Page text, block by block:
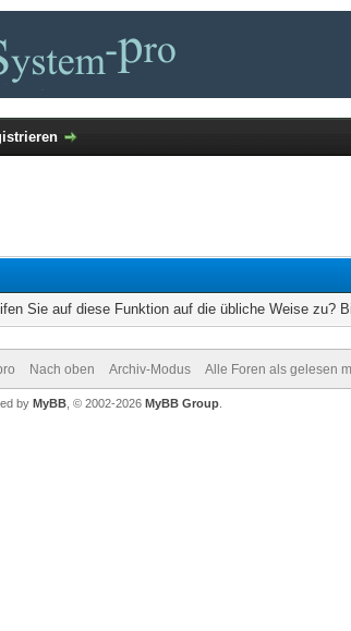
Sie auf diese Funktion auf die übliche Weise zu?
Nach oben Archiv-Modus Alle Foren als gelesen
by MyBB, © 2002-2026 MyBB Group.